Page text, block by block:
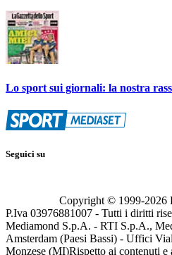
Lo sport sui giornali: la nostra
Seguici su
Copyright © 1999-2026
P.Iva 03976881007 - Tutti i diritti
Mediamond S.p.A. - RTI S.p.A.,
Amsterdam (Paesi Bassi) - Uffici
Monzese (MI)Rispetto ai contenuti e